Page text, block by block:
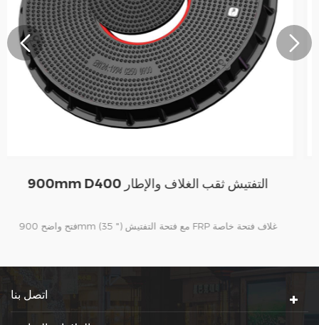
900mm C250 التفتيش ثقب الغلاف والإطار
فتح واضح 900mm (35 ") مع فتحة التفتيش FRP غلاف فتحة خاصة
المخلصين للعديد من السنوات. في الخارج، المملكة المتحدة، الولايات
المتحدة الأمريكية، أستراليا، كينيا، أوغندا، سنغافورة، ماليزيا ودول
اتصل بنا